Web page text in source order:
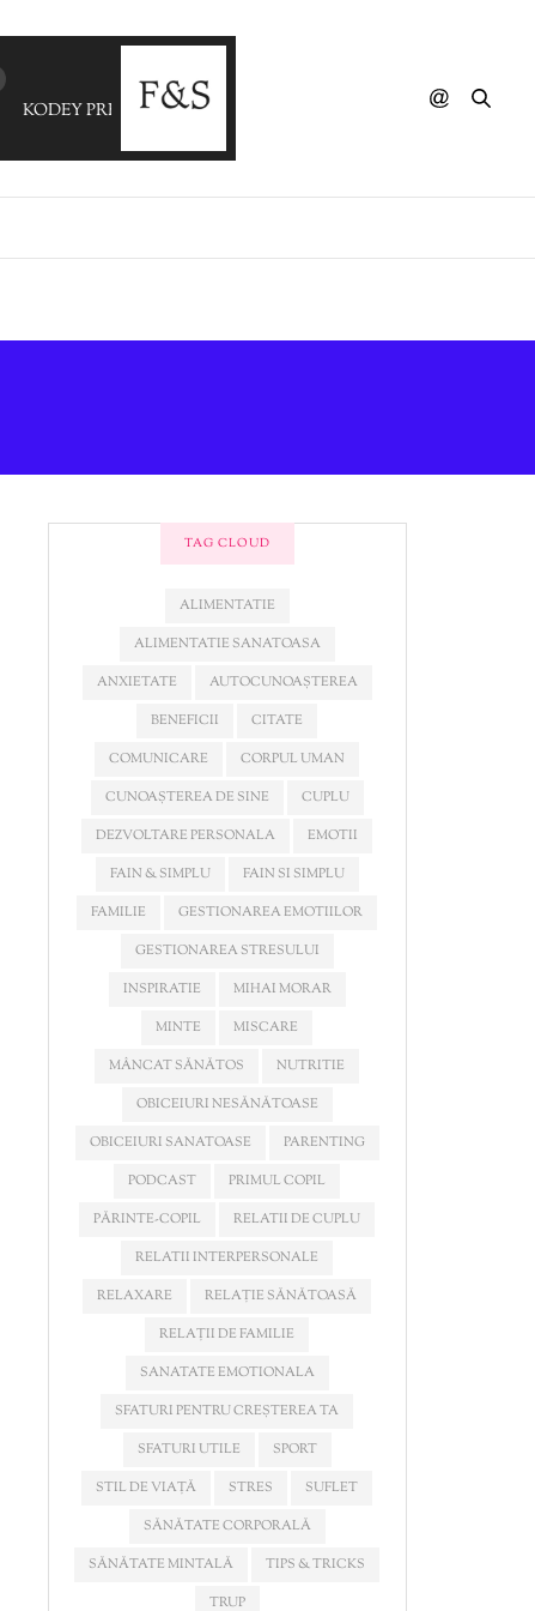
KODEY PREWITT - Me+You
TAG CLOUD
ALIMENTATIE
ALIMENTATIE SANATOASA
ANXIETATE
AUTOCUNOAȘTEREA
BENEFICII
CITATE
COMUNICARE
CORPUL UMAN
CUNOAȘTEREA DE SINE
CUPLU
DEZVOLTARE PERSONALA
EMOTII
FAIN & SIMPLU
FAIN SI SIMPLU
FAMILIE
GESTIONAREA EMOTIILOR
GESTIONAREA STRESULUI
INSPIRATIE
MIHAI MORAR
MINTE
MISCARE
MÂNCAT SĂNĂTOS
NUTRITIE
OBICEIURI NESĂNĂTOASE
OBICEIURI SANATOASE
PARENTING
PODCAST
PRIMUL COPIL
PĂRINTE-COPIL
RELATII DE CUPLU
RELATII INTERPERSONALE
RELAXARE
RELAȚIE SĂNĂTOASĂ
RELAȚII DE FAMILIE
SANATATE EMOTIONALA
SFATURI PENTRU CREȘTEREA TA
SFATURI UTILE
SPORT
STIL DE VIAȚĂ
STRES
SUFLET
SĂNĂTATE CORPORALĂ
SĂNĂTATE MINTALĂ
TIPS & TRICKS
TRUP